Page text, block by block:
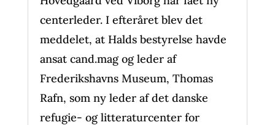
centerleder. I efteråret blev det
meddelet, at Halds bestyrelse havde
ansat cand.mag og leder af
Frederikshavns Museum, Thomas
Rafn, som ny leder af det danske
refugie- og litteraturcenter for